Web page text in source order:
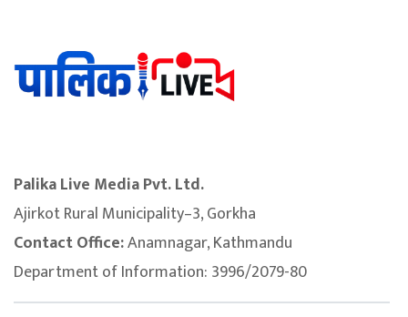
Palika Live Media Pvt. Ltd.
Ajirkot Rural Municipality–3, Gorkha
Contact Office:Anamnagar, Kathmandu
Department of Information: 3996/2079-80